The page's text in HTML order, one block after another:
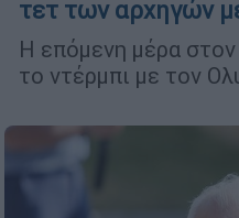
τετ των αρχηγών
Η επόμενη μέρα
το ντέρμπι με τον